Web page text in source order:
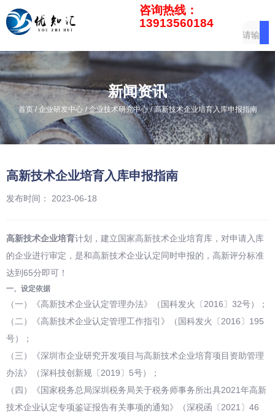
咨询热线：
13913560184
新闻资讯
首页 / 企业研发中心 /企业技术研究中心 /高新技术企业培育入库申报指南
高新技术企业培育入库申报指南
发布时间： 2023-06-18
高新技术企业培育计划，建立国家高新技术企业培育库，对申请入库
的企业进行审定，是和高新技术企业认定同时申报的，高新评分标准
达到65分即可！
一、设定依据
（一）《高新技术企业认定管理办法》（国科发火〔2016〕32号）；
（二）《高新技术企业认定管理工作指引》（国科发火〔2016〕195
号）；
（三）《深圳市企业研究开发项目与高新技术企业培育项目资助管理
办法》（深科技创新规〔2019〕5号）；
（四）《国家税务总局深圳税务局关于税务师事务所出具2021年高新
技术企业认定专项鉴证报告有关事项的通知》（深税函〔2021〕46